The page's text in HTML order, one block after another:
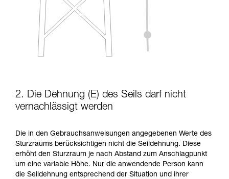
2. Die Dehnung (E) des Seils darf nicht
vernachlässigt werden
Die in den Gebrauchsanweisungen angegebenen Werte des
Sturzraums berücksichtigen nicht die Seildehnung. Diese
erhöht den Sturzraum je nach Abstand zum Anschlagpunkt
um eine variable Höhe. Nur die anwendende Person kann
die Seildehnung entsprechend der Situation und ihrer